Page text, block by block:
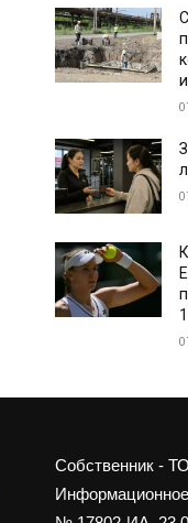
Собственник -
Информационное